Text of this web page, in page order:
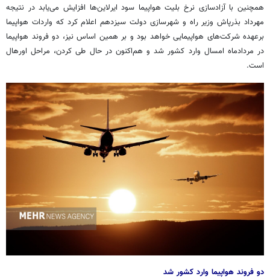
همچنین با آزادسازی نرخ بلیت هواپیما سود ایرلاین‌ها افزایش می‌یابد در نتیجه
مهرداد بذرپاش وزیر راه و شهرسازی دولت سیزدهم اعلام کرد که واردات هواپیما
برعهده شرکت‌های هواپیمایی خواهد بود و بر همین اساس نیز، دو فروند هواپیما
در مردادماه امسال وارد کشور شد و هم‌اکنون در حال طی کردن، مراحل اورهال
است.
دو فروند هواپیما وارد کشور شد